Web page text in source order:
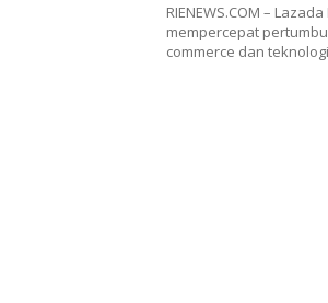
RIENEWS.COM –
mempercepat
commerce dan